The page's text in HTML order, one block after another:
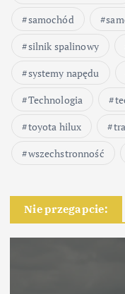
samochód
silnik spalinowy
systemy napędu
Technologia
toyota hilux
wszechstronność
Nie przegapcie: